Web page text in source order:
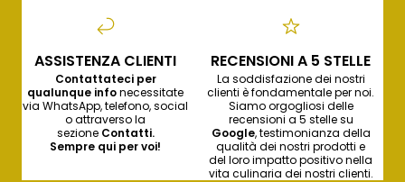
ASSISTENZA CLIENTI
Contattateci per
qualunque infonecessitate
via WhatsApp, telefono, social
o attraverso la
sezione Contatti.
Sempre qui per voi!
RECENSIONI A 5 STELLE
La soddisfazione dei nostri
clienti è fondamentale per noi.
Siamo orgogliosi delle
recensioni a 5 stelle su
Google, testimonianza della
qualità dei nostri prodotti e
del loro impatto positivo nella
vita culinaria dei nostri clienti.